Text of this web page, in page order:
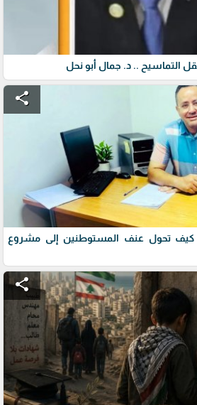
التماسيح .. د. جمال أبو نحل
share
كيف تحول عنف المستوطنين إلى مشروع
share